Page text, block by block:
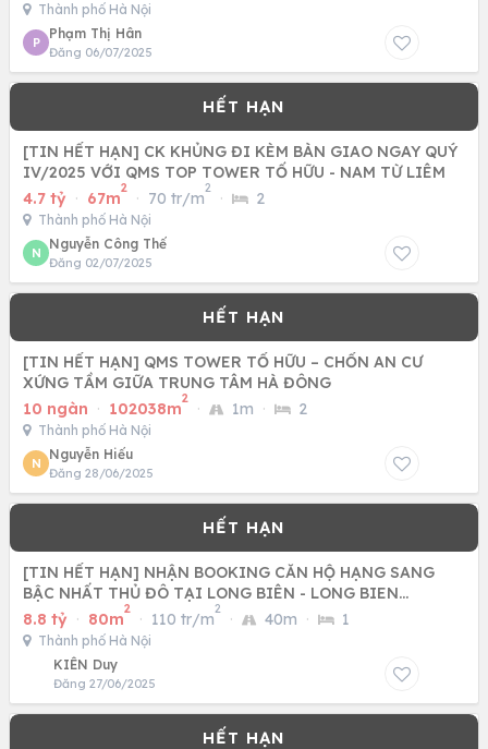
Thành phố Hà Nội
P
Phạm Thị Hân
Đăng 06/07/2025
[TIN HẾT HẠN] CK KHỦNG ĐI KÈM BÀN GIAO NGAY QUÝ
IV/2025 VỚI QMS TOP TOWER TỐ HỮU - NAM TỪ LIÊM
4.7 tỷ · 67m
2
· 70 tr/m
2
· 2
Thành phố Hà Nội
N
Nguyễn Công Thế
Đăng 02/07/2025
[TIN HẾT HẠN] QMS TOWER TỐ HỮU – CHỐN AN CƯ
XỨNG TẦM GIỮA TRUNG TÂM HÀ ĐÔNG
10 ngàn · 102038m
2
· 1m · 2
Thành phố Hà Nội
N
Nguyễn Hiếu
Đăng 28/06/2025
[TIN HẾT HẠN] NHẬN BOOKING CĂN HỘ HẠNG SANG
BẬC NHẤT THỦ ĐÔ TẠI LONG BIÊN - LONG BIEN
CENTRAL
8.8 tỷ · 80m
2
· 110 tr/m
2
· 40m · 1
Thành phố Hà Nội
KIÊN Duy
Đăng 27/06/2025